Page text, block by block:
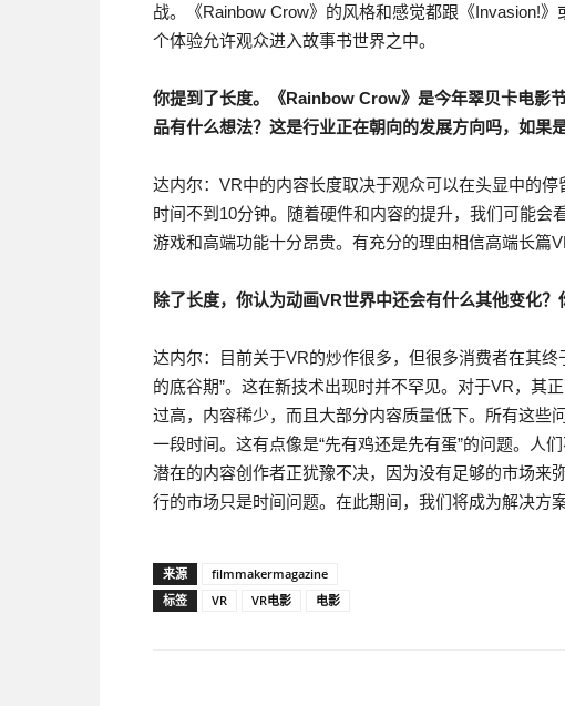
战。《Rainbow Crow》的风格和感觉都跟《Invasion!
个体验允许观众进入故事书世界之中。
你提到了长度。《Rainbow Crow》是今年翠贝卡电影
品有什么想法？这是行业正在朝向的发展方向吗，如果
达内尔：VR中的内容长度取决于观众可以在头显中的
时间不到10分钟。随着硬件和内容的提升，我们可能
游戏和高端功能十分昂贵。有充分的理由相信高端长篇
除了长度，你认为动画VR世界中还会有什么其他变化？
达内尔：目前关于VR的炒作很多，但很多消费者在其
的底谷期”。这在新技术出现时并不罕见。对于VR，其
过高，内容稀少，而且大部分内容质量低下。所有这些
一段时间。这有点像是“先有鸡还是先有蛋”的问题。人
潜在的内容创作者正犹豫不决，因为没有足够的市场来
行的市场只是时间问题。在此期间，我们将成为解决方
来源
filmmakermagazine
标签
VR VR电影 电影